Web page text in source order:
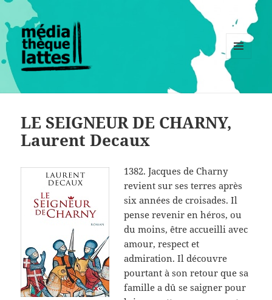
MENU
WIDGETS
LE SEIGNEUR DE CHARNY,
Laurent Decaux
1382. Jacques de Charny
revient sur ses terres après
six années de croisades. Il
pense revenir en héros, ou
du moins, être accueilli avec
amour, respect et
admiration. Il découvre
pourtant à son retour que sa
famille a dû se saigner pour